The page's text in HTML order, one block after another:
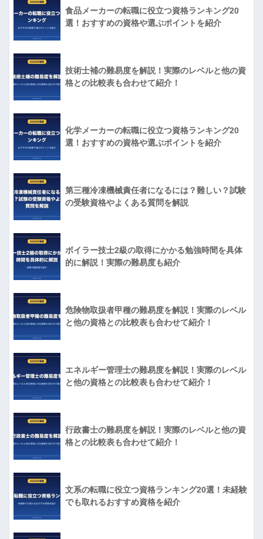
食品メーカーの転職に役立つ資格ランキング20
選！おすすめの資格や選ぶポイントを紹介
技術士補の難易度を解説！実際のレベルと他の資
格との比較表も合わせて紹介！
化学メーカーの転職に役立つ資格ランキング20
選！おすすめの資格や選ぶポイントを紹介
第三種冷凍機械責任者になるには？難しい？試験
の受験資格やよくある質問を解説
ボイラー技士2級の取得にかかる勉強時間を具体
的に解説！実際の難易度も紹介
危険物取扱者甲種の難易度を解説！実際のレベル
と他の資格との比較表も合わせて紹介！
エネルギー管理士の難易度を解説！実際のレベル
と他の資格との比較表も合わせて紹介！
行政書士の難易度を解説！実際のレベルと他の資
格との比較表も合わせて紹介！
文系の転職に役立つ資格ランキング20選！未経験
でも取れるおすすめ資格を紹介